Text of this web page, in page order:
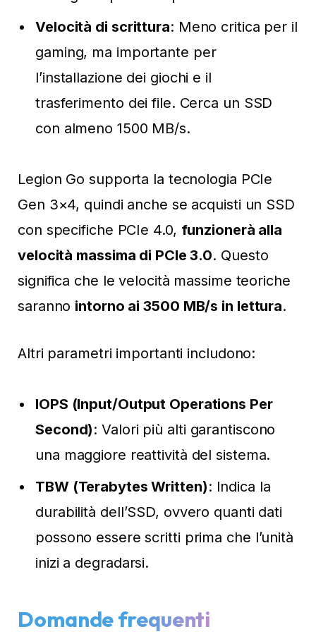
Velocità di scrittura: Meno critica per il
gaming, ma importante per
l’installazione dei giochi e il
trasferimento dei file. Cerca un SSD
con almeno 1500 MB/s.
Legion Go supporta la tecnologia PCIe
Gen 3×4, quindi anche se acquisti un SSD
con specifiche PCIe 4.0, funzionerà alla
velocità massima di PCIe 3.0. Questo
significa che le velocità massime teoriche
saranno intorno ai 3500 MB/s in lettura.
Altri parametri importanti includono:
IOPS (Input/Output Operations Per
Second): Valori più alti garantiscono
una maggiore reattività del sistema.
TBW (Terabytes Written): Indica la
durabilità dell’SSD, ovvero quanti dati
possono essere scritti prima che l’unità
inizi a degradarsi.
Domande frequenti